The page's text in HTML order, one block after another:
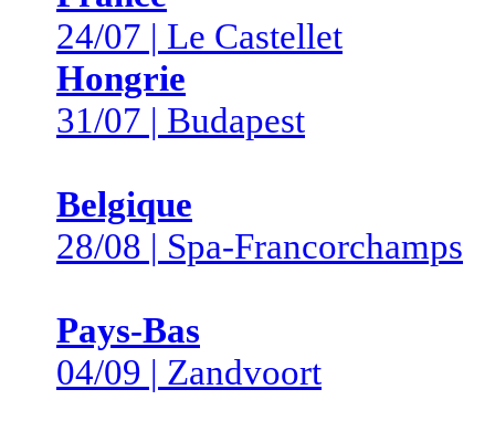
24/07 | Le Castellet
Hongrie
31/07 | Budapest
Belgique
28/08 | Spa-Francorchamps
Pays-Bas
04/09 | Zandvoort